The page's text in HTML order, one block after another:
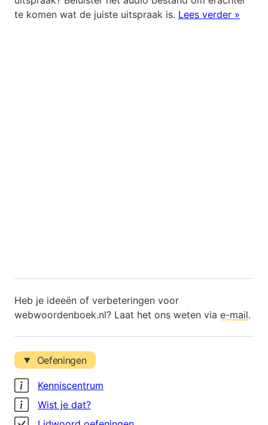
te komen wat de juiste uitspraak is. Lees verder »
Heb je ideeën of verbeteringen voor
webwoordenboek.nl? Laat het ons weten via e-mail.
Oefeningen
Kenniscentrum
Wist je dat?